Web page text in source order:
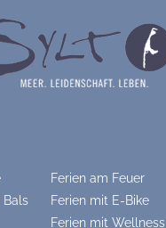
Ferien am Feuer
Bals
Ferien mit E-Bike
Ferien mit Wellness